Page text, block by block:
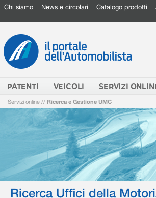
Chi siamo News e circolari Catalogo prodotti
PATENTI VEICOLI SERVIZI
Servizi online // Ricerca e Gestione UMC
Ricerca Uffici della